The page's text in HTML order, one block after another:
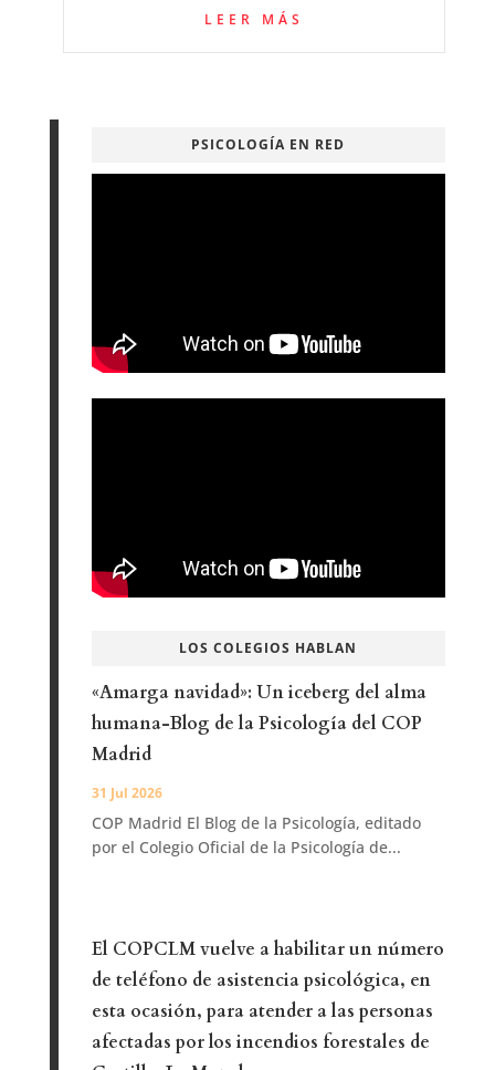
LEER MÁS
PSICOLOGÍA EN RED
LOS COLEGIOS HABLAN
«Amarga navidad»: Un iceberg del alma
humana-Blog de la Psicología del COP
Madrid
31 Jul 2026
COP Madrid El Blog de la Psicología, editado
por el Colegio Oficial de la Psicología de...
El COPCLM vuelve a habilitar un número
de teléfono de asistencia psicológica, en
esta ocasión, para atender a las personas
afectadas por los incendios forestales de